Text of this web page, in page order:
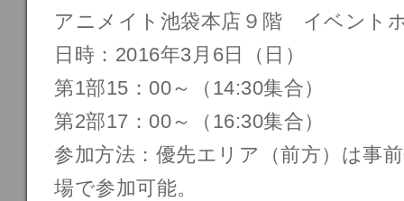
アニメイト池袋本店９階 イベント
日時：2016年3月6日（日）
第1部15：00～（14:30集合）
第2部17：00～（16:30集合）
参加方法：優先エリア（前方）は事
場で参加可能。